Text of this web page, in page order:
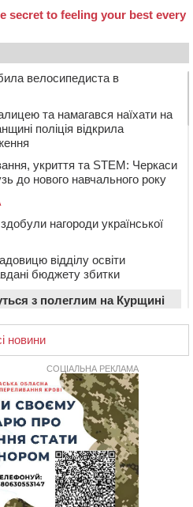
велосипедиста в
та намагався наїхати на
поліція відкрила
укриття та STEM: Черкаси
до нового навчального року
нагороди української
відділу освіти
бюджету збитки
з полеглим на Курщині
стягнення майже 250
вилов риби
15 порушників
та 10 нетверезих водіїв
збила пішохода, який
через суд вимагає взяти
церкву
під колесами вантажівки
новини
СОЦІАЛЬНА РЕКЛАМА